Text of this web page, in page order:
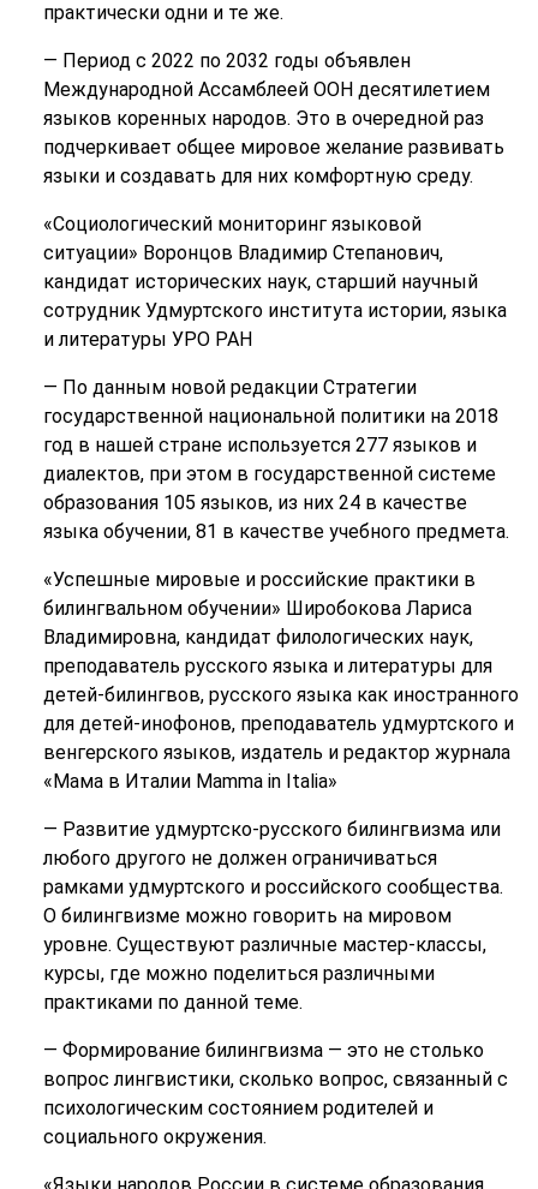
практически одни и те же.
— Период с 2022 по 2032 годы объявлен
Международной Ассамблеей ООН десятилетием
языков коренных народов. Это в очередной раз
подчеркивает общее мировое желание развивать
языки и создавать для них комфортную среду.
«Социологический мониторинг языковой
ситуации» Воронцов Владимир Степанович,
кандидат исторических наук, старший научный
сотрудник Удмуртского института истории, языка
и литературы УРО РАН
— По данным новой редакции Стратегии
государственной национальной политики на 2018
год в нашей стране используется 277 языков и
диалектов, при этом в государственной системе
образования 105 языков, из них 24 в качестве
языка обучении, 81 в качестве учебного предмета.
«Успешные мировые и российские практики в
билингвальном обучении» Широбокова Лариса
Владимировна, кандидат филологических наук,
преподаватель русского языка и литературы для
детей-билингвов, русского языка как иностранного
для детей-инофонов, преподаватель удмуртского и
венгерского языков, издатель и редактор журнала
«Мама в Италии Mamma in Italia»
— Развитие удмуртско-русского билингвизма или
любого другого не должен ограничиваться
рамками удмуртского и российского сообщества.
О билингвизме можно говорить на мировом
уровне. Существуют различные мастер-классы,
курсы, где можно поделиться различными
практиками по данной теме.
— Формирование билингвизма — это не столько
вопрос лингвистики, сколько вопрос, связанный с
психологическим состоянием родителей и
социального окружения.